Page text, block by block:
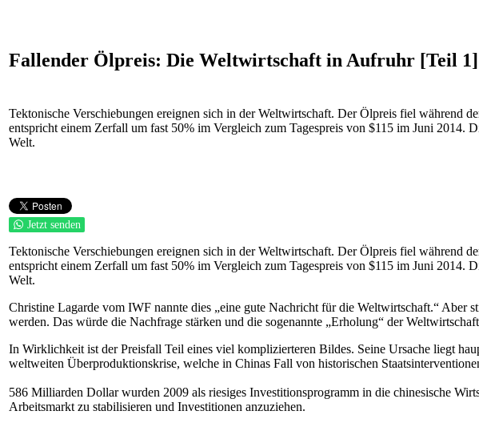
Fallender Ölpreis: Die Weltwirtschaft in Aufruhr [Teil 1]
Tektonische Verschiebungen ereignen sich in der Weltwirtschaft. Der Ölpreis fiel während
entspricht einem Zerfall um fast 50% im Vergleich zum Tagespreis von $115 im Juni 2014.
Welt.
Jetzt senden
Tektonische Verschiebungen ereignen sich in der Weltwirtschaft. Der Ölpreis fiel während
entspricht einem Zerfall um fast 50% im Vergleich zum Tagespreis von $115 im Juni 2014.
Welt.
Christine Lagarde vom IWF nannte dies „eine gute Nachricht für die Weltwirtschaft.“ Aber
werden. Das würde die Nachfrage stärken und die sogenannte „Erholung“ der
In Wirklichkeit ist der Preisfall Teil eines viel komplizierteren Bildes. Seine Ursache liegt
weltweiten Überproduktionskrise, welche in Chinas Fall von historischen
586 Milliarden Dollar wurden 2009 als riesiges Investitionsprogramm in die chinesische
Arbeitsmarkt zu stabilisieren und Investitionen anzuziehen.